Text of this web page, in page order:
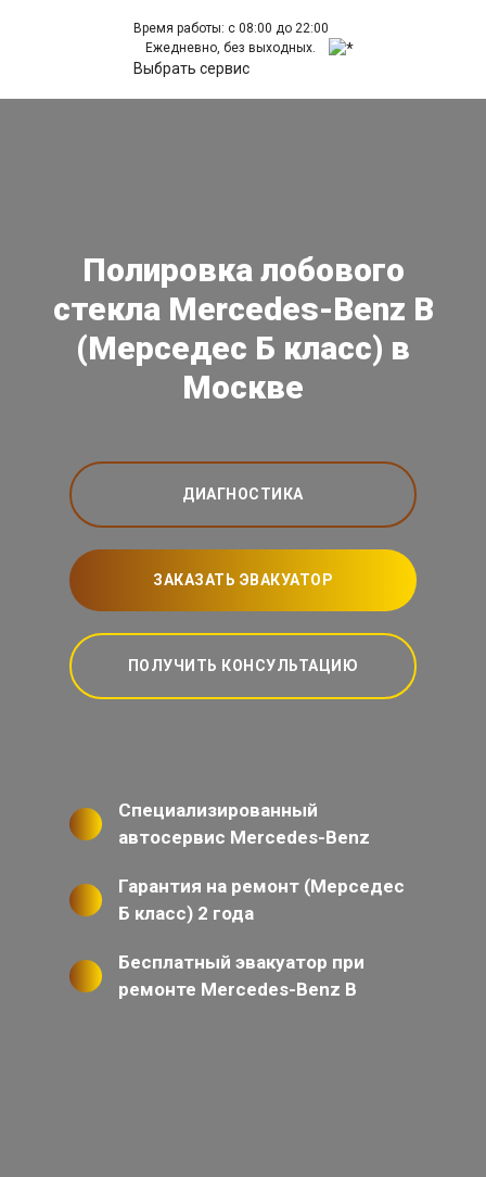
Время работы: с 08:00 до 22:00
Ежедневно, без выходных.
Выбрать сервис
Полировка лобового
стекла Mercedes-Benz B
(Мерседес Б класс) в
Москве
ДИАГНОСТИКА
ЗАКАЗАТЬ ЭВАКУАТОР
ПОЛУЧИТЬ КОНСУЛЬТАЦИЮ
Специализированный
автосервис Mercedes-Benz
Гарантия на ремонт (Мерседес
Б класс) 2 года
Бесплатный эвакуатор при
ремонте Mercedes-Benz B